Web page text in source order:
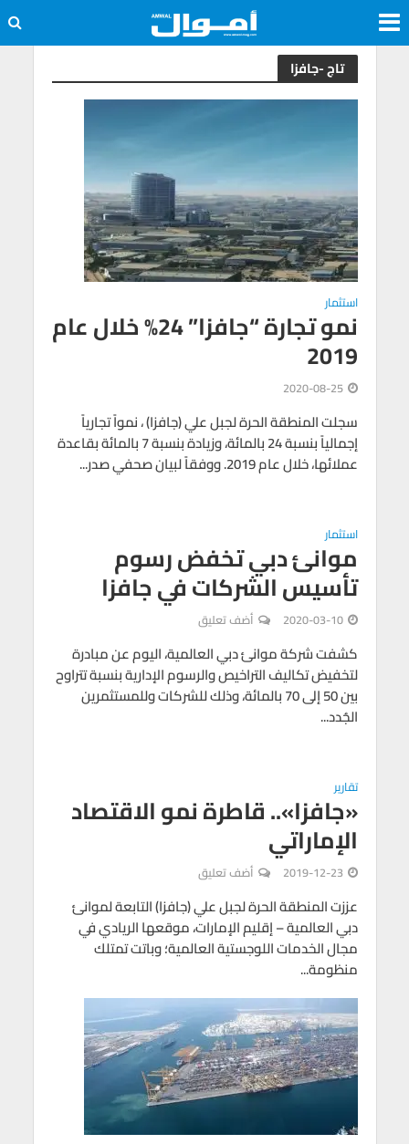
تاج -جافزا
استثمار
نمو تجارة “جافزا” 24% خلال عام
2019
2020-08-25
سجلت المنطقة الحرة لجبل علي (جافزا) ، نمواً تجارياً
إجمالياً بنسبة 24 بالمائة، وزيادة بنسبة 7 بالمائة بقاعدة
عملائها، خلال عام 2019. ووفقاً لبيان صحفي صدر...
استثمار
موانئ دبي تخفض رسوم
تأسيس الشركات في جافزا
2020-03-10 أضف تعليق
كشفت شركة موانئ دبي العالمية، اليوم عن مبادرة
لتخفيض تكاليف التراخيص والرسوم الإدارية بنسبة تتراوح
بين 50 إلى 70 بالمائة، وذلك للشركات وللمستثمرين
الجُدد...
تقارير
«جافزا».. قاطرة نمو الاقتصاد
الإماراتي
2019-12-23 أضف تعليق
عززت المنطقة الحرة لجبل علي (جافزا) التابعة لموانئ
دبي العالمية – إقليم الإمارات، موقعها الريادي في
مجال الخدمات اللوجستية العالمية؛ وباتت تمتلك
منظومة...